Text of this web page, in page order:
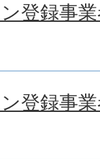
ン登録事
ン登録事